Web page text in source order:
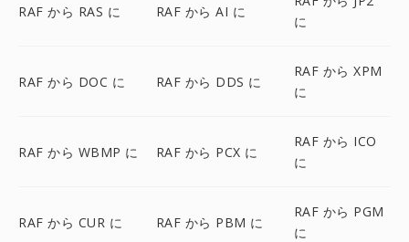
RAF から RAS に RAF から AI に
に
RAF から DOC に RAF から DDS に
RAF から XPM
に
RAF から WBMP に RAF から PCX に
RAF から ICO
に
RAF から CUR に RAF から PBM に
RAF から PGM
に